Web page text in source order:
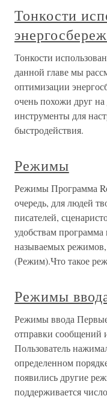
Тонкости
Тонкости
данной главе мы
оптимизации
очень похожи друг
инструменты для
быстродействия.
Режимы
Режимы Программа
очередь, для людей
писателей,
удобствам программа
называемых
(Режим).Что такое
Режимы
Режимы ввода
отправки сообщений
Пользователь
определенном
появились другие
поддерживается